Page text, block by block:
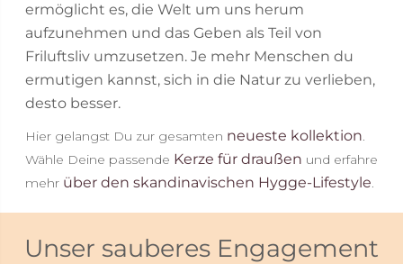
ermöglicht es, die Welt um uns herum
aufzunehmen und das Geben als Teil von
Friluftsliv umzusetzen. Je mehr Menschen du
ermutigen kannst, sich in die Natur zu verlieben,
desto besser.
Hier gelangst Du zur gesamten neueste kollektion.
Wähle Deine passende Kerze für draußen und erfahre
mehr über den skandinavischen Hygge-Lifestyle.
Unser sauberes Engagement